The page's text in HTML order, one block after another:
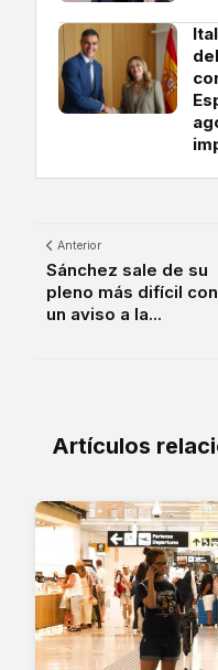
Anterior
Sánchez sale de su
pleno más difícil con
un aviso a la...
Artículos